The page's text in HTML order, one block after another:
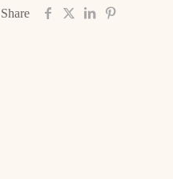
GR
Share